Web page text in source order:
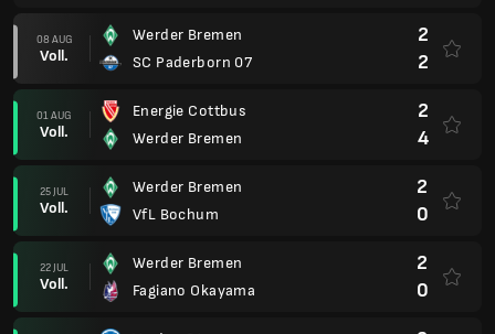
08 AUG
Voll.
Werder Bremen
SC Paderborn 07
2
2
01 AUG
Voll.
Energie Cottbus
Werder Bremen
2
4
25 JUL
Voll.
Werder Bremen
VfL Bochum
2
0
22 JUL
Voll.
Werder Bremen
Fagiano Okayama
2
0